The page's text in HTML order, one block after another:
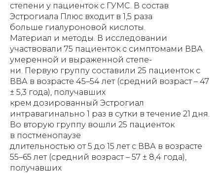
степени у пациенток с ГУМС. В состав
Эстрогиала Плюс входит в 1,5 раза
больше гиалуроновой кислоты.
Материал и методы. В исследовании
участвовали 75 пациенток с симптомами ВВА
умеренной и выраженной степе-
ни. Первую группу составили 25 пациенток с
ВВА в возрасте 45–54 лет (средний возраст – 47
± 5,3 года), получавших
крем дозированный Эстрогиал
интравагинально 1 раз в сутки в течение 21 дня.
Во вторую группу вошли 25 пациенток
в постменопаузе
длительностью от 5 до 15 лет с ВВА в возрасте
55–65 лет (средний возраст – 57 ± 8,4 года),
получавших